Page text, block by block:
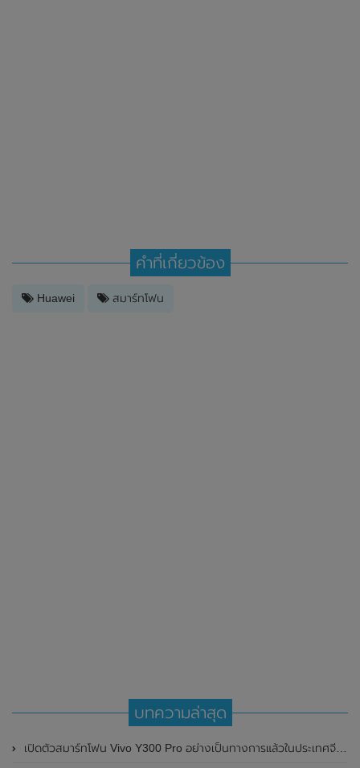
คำที่เกี่ยวข้อง
Huawei สมาร์ทโฟน
บทความล่าสุด
เปิดตัวสมาร์ทโฟน Vivo Y300 Pro อย่างเป็นทางการแล้วในประเทศจีน มาพร้อมดีไซน์พรีเมี่ยม ทนทาน และแบตเตอรี่สุดอึดขนาดใหญ่ 6,500mAh พร้อมรองรับการชาร์จไว 80W